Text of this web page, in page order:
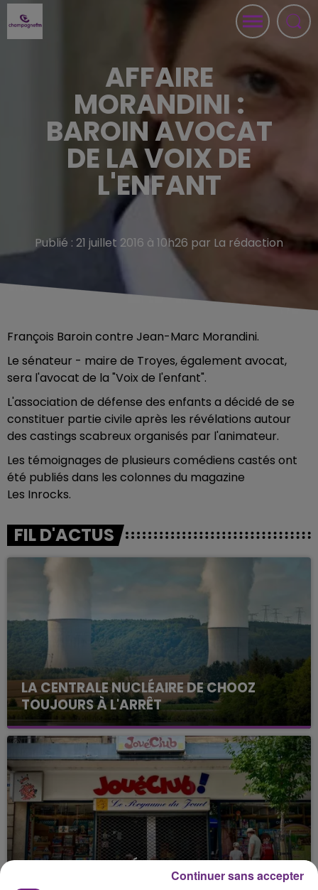
AFFAIRE
MORANDINI :
BAROIN AVOCAT
DE LA VOIX DE
L'ENFANT
Publié : 21 juillet 2016 à 10h26 par La rédaction
François Baroin contre Jean-Marc Morandini.
Le sénateur - maire de Troyes, également avocat,
sera l'avocat de la "Voix de l'enfant".
L'association de défense des enfants a décidé de se
constituer partie civile après les révélations autour
des castings scabreux organisés par l'animateur.
Les témoignages de plusieurs comédiens castés ont
été publiés dans les colonnes du magazine
Les Inrocks.
FIL D'ACTUS
LA CENTRALE NUCLÉAIRE DE CHOOZ
TOUJOURS À L'ARRÊT
Cela fait déjà une semaine que la centrale
nucléaire ardennaise est à l'arrêt. Une situation
justifiée par la sécheresse intense qui est toujours
présente.
LE MAGASIN JOUÉCLUB DE REIMS FERME
Continuer sans accepter